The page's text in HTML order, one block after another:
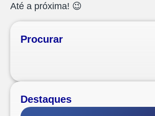
Até a próxima! 😉
Procurar
Destaques